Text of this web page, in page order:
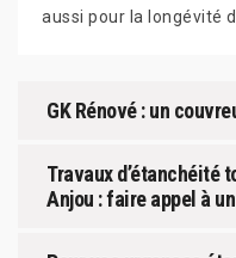
aussi pour la longévité
GK Rénové : un
Travaux d’étanchéité
Anjou : faire appel à